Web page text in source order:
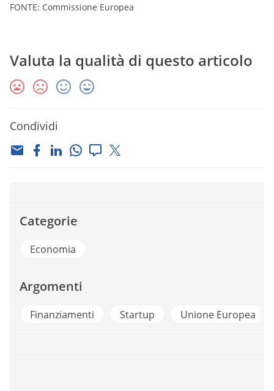
FONTE: Commissione Europea
Valuta la qualità di questo articolo
Condividi
Categorie
Economia
Argomenti
Finanziamenti Startup Unione Europea